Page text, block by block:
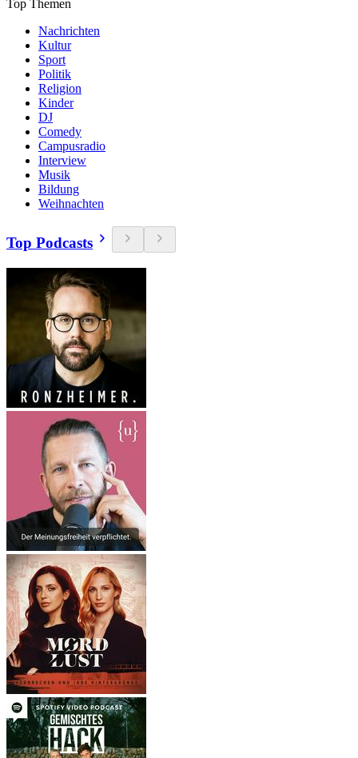
Top Themen
Nachrichten
Kultur
Sport
Politik
Religion
Kinder
DJ
Comedy
Campusradio
Interview
Musik
Bildung
Weihnachten
Top Podcasts